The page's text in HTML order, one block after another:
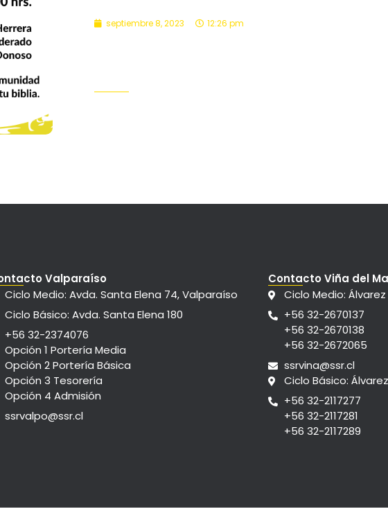
septiembre 8, 2023 12:26 pm
Valparaíso
Ciclo Medio: Avda. Santa Elena 74, Valparaíso
Ciclo Básico: Avda. Santa Elena 180
+56 32-2374076
Opción 1 Portería Media
Opción 2 Portería Básica
Opción 3 Tesorería
Opción 4 Admisión
ssrvalpo@ssr.cl
Contacto Viña del
Ciclo Medio:
+56 32-2670137
+56 32-2670138
+56 32-2672065
ssrvina@ssr.cl
Ciclo Básico:
+56 32-2117277
+56 32-2117281
+56 32-2117289